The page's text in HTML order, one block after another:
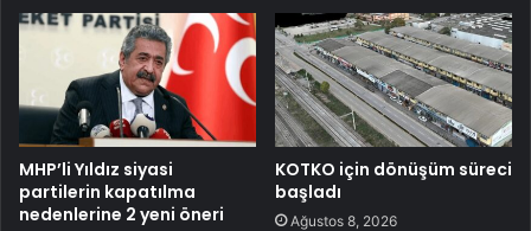
MHP’li Yıldız siyasi
partilerin kapatılma
nedenlerine 2 yeni öneri
KOTKO için dönüşüm süreci
başladı
Ağustos 8, 2026